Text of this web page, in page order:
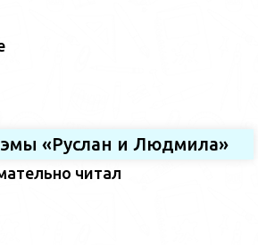
«Руслан и Людмила»
читал